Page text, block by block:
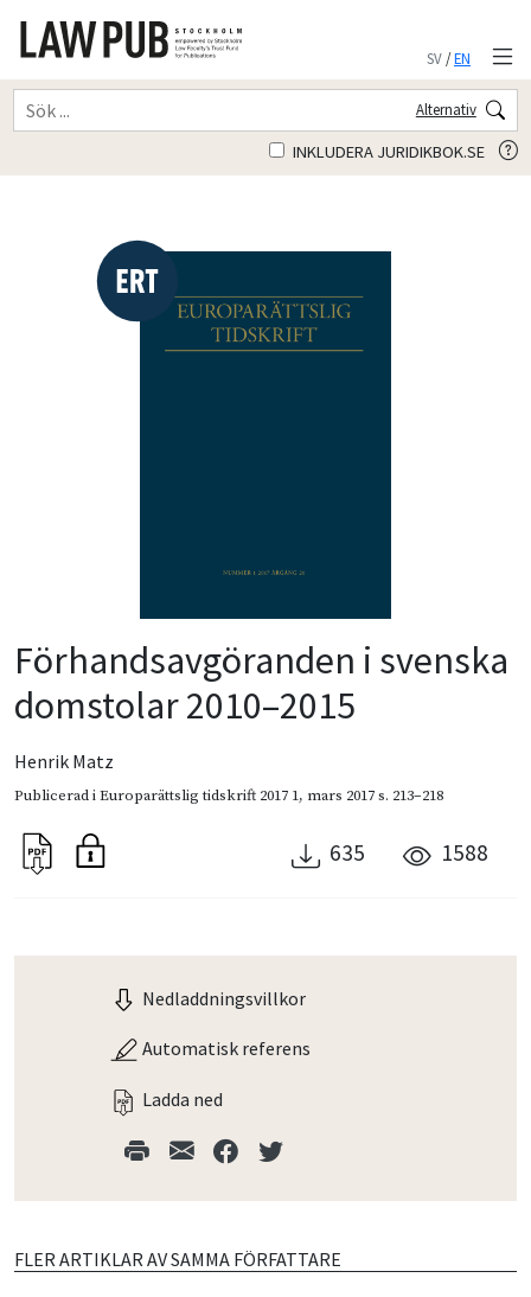
SV/EN
Alternativ
INKLUDERA JURIDIKBOK.SE
Förhandsavgöranden i svenska
domstolar 2010–2015
Henrik Matz
Publicerad iEuroparättslig tidskrift 2017 1, mars 2017s. 213–218
635 1588
Nedladdningsvillkor
Automatisk referens
Ladda ned
FLER ARTIKLAR AV SAMMA FÖRFATTARE